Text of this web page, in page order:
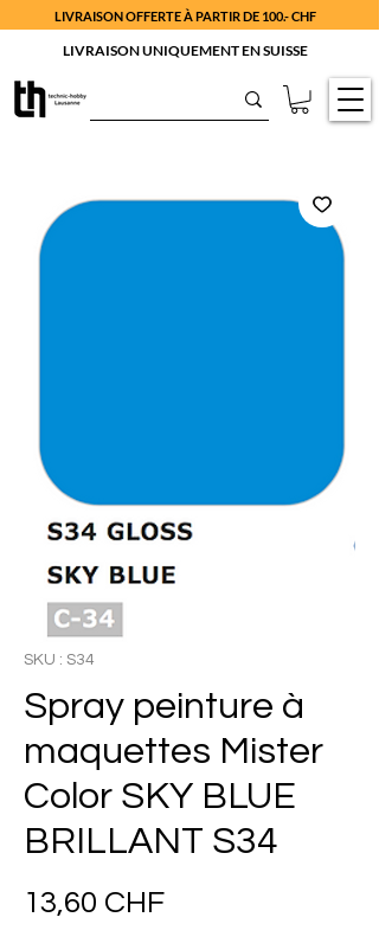
LIVRAISON OFFERTE À PARTIR DE 100.- CHF
LIVRAISON UNIQUEMENT EN SUISSE
SKU : S34
Spray peinture à
maquettes Mister
Color SKY BLUE
BRILLANT S34
13,60 CHFPrix